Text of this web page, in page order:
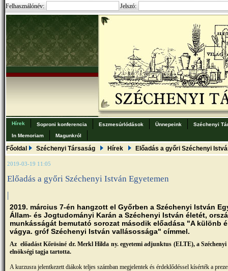
Felhasználónév: Jelszó:
Hírek Soproni konferencia Eszmesúrlódások Ünnepeink
Széchenyi
In Memoriam
Magunkról
Főoldal Széchenyi Társaság Hírek Előadás a győri Széchenyi
2019-03-19 11:05
Előadás a győri Széchenyi István Egyetemen
|
2019. március 7-én hangzott el Győrben a Széchenyi István
Állam- és Jogtudományi Karán a Széchenyi István életét,
munkásságát bemutató sorozat második előadása "A különb
vágya. gróf Széchenyi István vallásossága" címmel.
Az előadást Kőrösiné dr. Merkl Hilda ny. egyetemi adjunktus (ELTE), a Széchenyi
elnökségi tagja tartotta.
A kurzusra jelentkezett diákok teljes számban megjelentek és érdeklődéssel kísérték a